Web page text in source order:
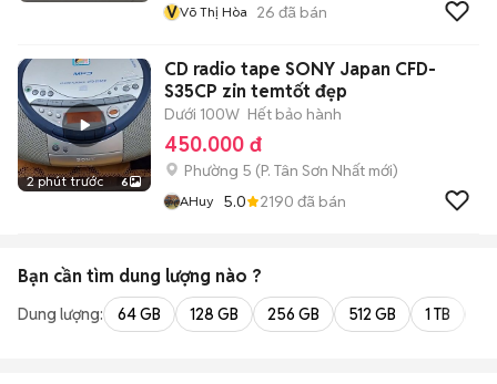
VVõ Thị Hòa 26 đã bán
2 phút trước 6
CD radio tape SONY Japan CFD-
S35CP zin temtốt đẹp
Dưới 100W Hết bảo hành
450.000 đ
Phường 5 (P. Tân Sơn Nhất mới)
AHuy 5.0 2190 đã bán
Bạn cần tìm dung lượng nào ?
Dung lượng: 64 GB 128 GB 256 GB 512 GB 1 TB